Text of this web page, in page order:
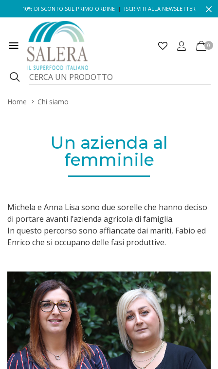
10% DI SCONTO SUL PRIMO ORDINE | ISCRIVITI ALLA NEWSLETTER
0
Home Chi siamo
Un azienda al
femminile
Michela e Anna Lisa sono due sorelle che hanno deciso
di portare avanti l’azienda agricola di famiglia.
In questo percorso sono affiancate dai mariti, Fabio ed
Enrico che si occupano delle fasi produttive.